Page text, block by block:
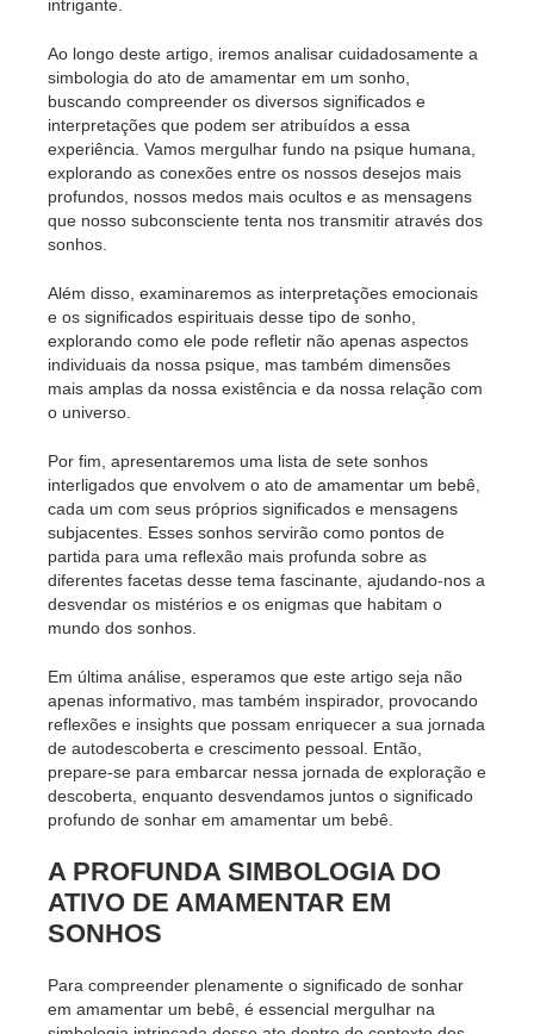
intrigante.
Ao longo deste artigo, iremos analisar cuidadosamente a
simbologia do ato de amamentar em um sonho,
buscando compreender os diversos significados e
interpretações que podem ser atribuídos a essa
experiência. Vamos mergulhar fundo na psique humana,
explorando as conexões entre os nossos desejos mais
profundos, nossos medos mais ocultos e as mensagens
que nosso subconsciente tenta nos transmitir através dos
sonhos.
Além disso, examinaremos as interpretações emocionais
e os significados espirituais desse tipo de sonho,
explorando como ele pode refletir não apenas aspectos
individuais da nossa psique, mas também dimensões
mais amplas da nossa existência e da nossa relação com
o universo.
Por fim, apresentaremos uma lista de sete sonhos
interligados que envolvem o ato de amamentar um bebê,
cada um com seus próprios significados e mensagens
subjacentes. Esses sonhos servirão como pontos de
partida para uma reflexão mais profunda sobre as
diferentes facetas desse tema fascinante, ajudando-nos a
desvendar os mistérios e os enigmas que habitam o
mundo dos sonhos.
Em última análise, esperamos que este artigo seja não
apenas informativo, mas também inspirador, provocando
reflexões e insights que possam enriquecer a sua jornada
de autodescoberta e crescimento pessoal. Então,
prepare-se para embarcar nessa jornada de exploração e
descoberta, enquanto desvendamos juntos o significado
profundo de sonhar em amamentar um bebê.
A PROFUNDA SIMBOLOGIA DO
ATIVO DE AMAMENTAR EM
SONHOS
Para compreender plenamente o significado de sonhar
em amamentar um bebê, é essencial mergulhar na